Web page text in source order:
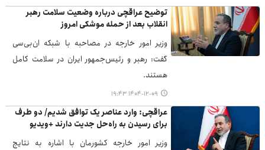
توضیح عراقچی درباره وضعیت سلامت رهبر
انقلاب بعد از حمله موشکی امروز
وزیر امور خارجه در مصاحبه با شبکه ان‌بی‌سی
گفت: رهبر و رئیس‌جمهور ایران در سلامت کامل
هستند.
۱۴۰۴-۱۲-۰۹ ۱۹:۴۳
عراقچی: وارد عناصر یک توافق شدیم/ دو طرف
برای رسیدن به راه‌حل جدیت دارند +ویدیو
وزیر امور خارجه کشورمان با اشاره به نتایج